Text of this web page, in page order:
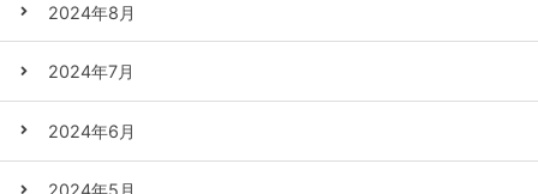
2024年8月
2024年7月
2024年6月